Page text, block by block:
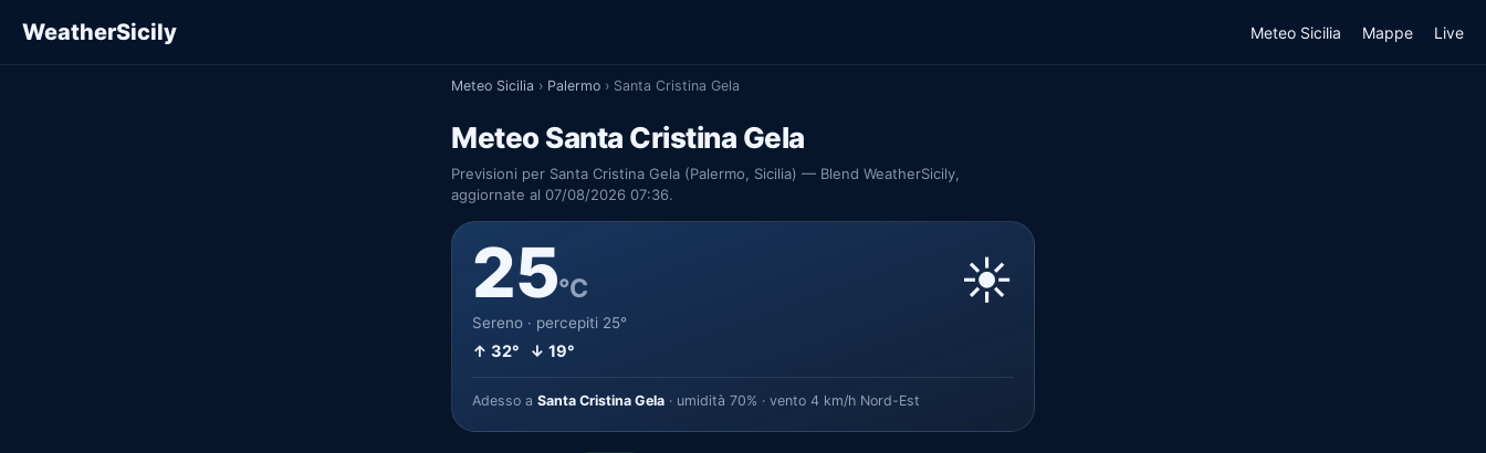
WeatherSicily Meteo Sicilia Mappe Live
Meteo Sicilia › Palermo › Santa Cristina Gela
Meteo Santa Cristina Gela
Previsioni per Santa Cristina Gela (Palermo, Sicilia) — Blend WeatherSicily,
aggiornate al 07/08/2026 07:36.
25°C
Sereno · percepiti 25°
↑ 32° ↓ 19°
☀️
Adesso a Santa Cristina Gela · umidità 70% · vento 4 km/h Nord-Est